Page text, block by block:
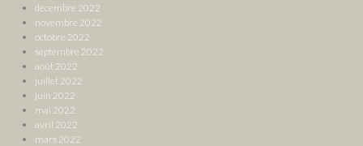
décembre 2022
novembre 2022
octobre 2022
septembre 2022
août 2022
juillet 2022
juin 2022
mai 2022
avril 2022
mars 2022